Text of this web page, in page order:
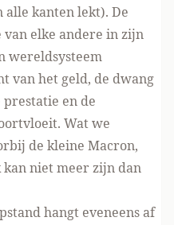
kanten lekt). De
elke andere in zijn
wereldsysteem
van het geld, de dwang
en de
Wat we
de kleine Macron,
niet meer zijn dan
hangt eveneens af